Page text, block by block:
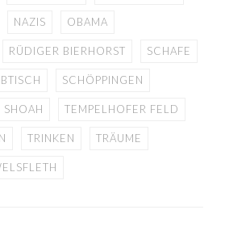
NAZIS OBAMA
RÜDIGER BIERHORST SCHAFE
SCHÖPPINGEN
SHOAH TEMPELHOFER FELD
TRINKEN TRÄUME